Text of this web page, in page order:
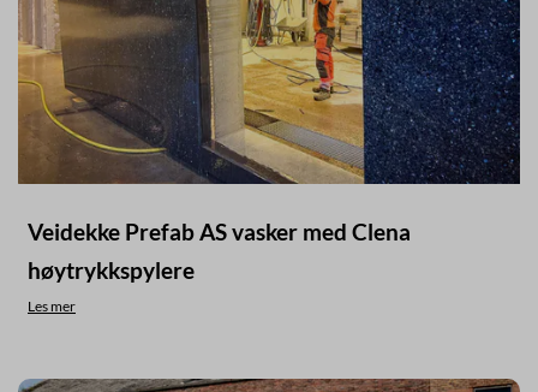
Veidekke Prefab AS vasker med Clena
høytrykkspylere
Les mer